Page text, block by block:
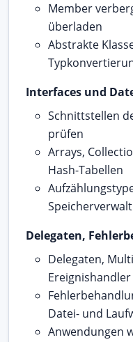
Member
überladen
Abstrakte
Interfaces und
Schnittstellen
prüfen
Arrays,
Hash-Tabellen
Delegaten,
Delegaten,
Ereignishandler
Datei- und
Anwendungen